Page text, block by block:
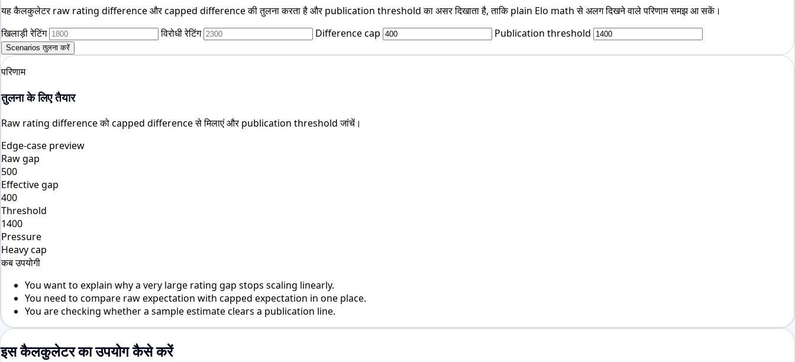
यह कैलकुलेटर raw rating difference और capped difference की तुलना करता है और publication threshold का असर दिखाता है, ताकि plain Elo math से अलग दिखने वाले परिणाम समझ आ सकें।
खिलाड़ी रेटिंग
विरोधी रेटिंग Difference cap Publication threshold
Scenarios तुलना करें
परिणाम
तुलना के लिए तैयार
Raw rating difference को capped difference से मिलाएं और publication threshold जांचें।
Edge-case preview
Raw gap
500
Effective gap
400
Threshold
1400
Pressure
Heavy cap
कब उपयोगी
You want to explain why a very large rating gap stops scaling linearly.
You need to compare raw expectation with capped expectation in one place.
You are checking whether a sample estimate clears a publication line.
इस कैलकुलेटर का उपयोग कैसे करें